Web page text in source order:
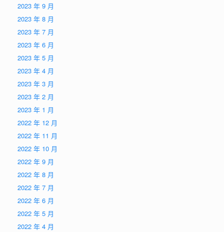
2023 年 9 月
2023 年 8 月
2023 年 7 月
2023 年 6 月
2023 年 5 月
2023 年 4 月
2023 年 3 月
2023 年 2 月
2023 年 1 月
2022 年 12 月
2022 年 11 月
2022 年 10 月
2022 年 9 月
2022 年 8 月
2022 年 7 月
2022 年 6 月
2022 年 5 月
2022 年 4 月